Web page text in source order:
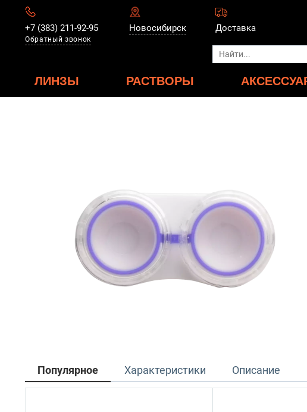
+7 (383) 211-92-95
Обратный звонок
Новосибирск Доставка
ЛИНЗЫ РАСТВОРЫ
Популярное Характеристики Описание